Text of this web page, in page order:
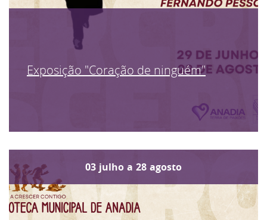
Exposição "Coração de ninguém"
03 julho a 28 agosto